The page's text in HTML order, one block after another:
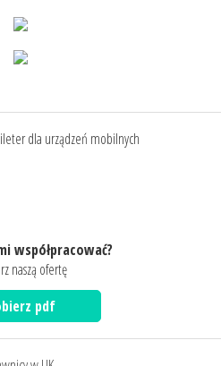
dla urządzeń mobilnych
współpracować?
naszą ofertę
pdf